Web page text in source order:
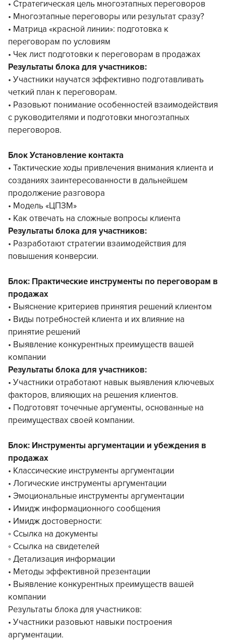
• Стратегическая цель многоэтапных переговоров
• Многоэтапные переговоры или результат сразу?
• Матрица «красной линии»: подготовка к
переговорам по условиям
• Чек лист подготовки к переговорам в продажах
Результаты блока для участников:
• Участники научатся эффективно подготавливать
четкий план к переговорам.
• Разовьют понимание особенностей взаимодействия
с руководителями и подготовки многоэтапных
переговоров.
Блок Установление контакта
• Тактические ходы привлечения внимания клиента и
созданиях заинтересованности в дальнейшем
продолжение разговора
• Модель «ЦПЗМ»
• Как отвечать на сложные вопросы клиента
Результаты блока для участников:
• Разработают стратегии взаимодействия для
повышения конверсии.
Блок: Практические инструменты по переговорам в
продажах
• Выяснение критериев принятия решений клиентом
• Виды потребностей клиента и их влияние на
принятие решений
• Выявление конкурентных преимуществ вашей
компании
Результаты блока для участников:
• Участники отработают навык выявления ключевых
факторов, влияющих на решения клиентов.
• Подготовят точечные аргументы, основанные на
преимуществах своей компании.
Блок: Инструменты аргументации и убеждения в
продажах
• Классические инструменты аргументации
• Логические инструменты аргументации
• Эмоциональные инструменты аргументации
• Имидж информационного сообщения
• Имидж достоверности:
◦ Ссылка на документы
◦ Ссылка на свидетелей
◦ Детализация информации
• Методы эффективной презентации
• Выявление конкурентных преимуществ вашей
компании
Результаты блока для участников:
• Участники разовьют навыки построения
аргументации.